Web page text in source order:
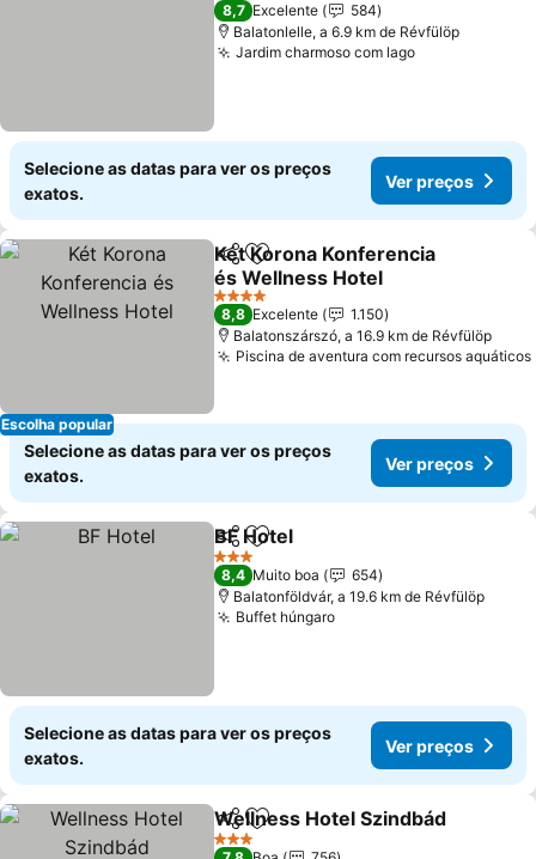
8,7 Excelente
584
Balatonlelle, a 6.9 km de Révfülöp
Jardim charmoso com lago
Selecione as datas para ver os preços
exatos.
Ver preços
Escolha popular
PartilharAdicionar aos favoritos
Két Korona Konferencia
és Wellness Hotel
4 Estrelas
8,8 Excelente
1.150
Balatonszárszó, a 16.9 km de Révfülöp
Piscina de aventura com recursos aquáticos
Selecione as datas para ver os preços
exatos.
Ver preços
PartilharAdicionar aos favoritos
BF Hotel
3 Estrelas
8,4 Muito boa
654
Balatonföldvár, a 19.6 km de Révfülöp
Buffet húngaro
Selecione as datas para ver os preços
exatos.
Ver preços
PartilharAdicionar aos favoritos
Wellness Hotel Szindbád
3 Estrelas